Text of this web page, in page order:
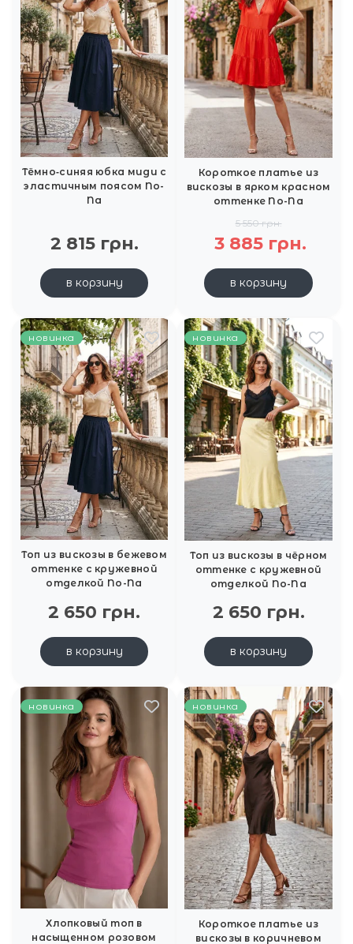
Тёмно‑синяя юбка миди с
эластичным поясом No-
Na
2 815 грн.
в корзину
Короткое платье из
вискозы в ярком красном
оттенке No-Na
5 550 грн.
3 885 грн.
в корзину
новинка
Топ из вискозы в бежевом
оттенке с кружевной
отделкой No-Na
2 650 грн.
в корзину
новинка
Топ из вискозы в чёрном
оттенке с кружевной
отделкой No-Na
2 650 грн.
в корзину
новинка
Хлопковый топ в
насыщенном розовом
новинка
Короткое платье из
вискозы в коричневом